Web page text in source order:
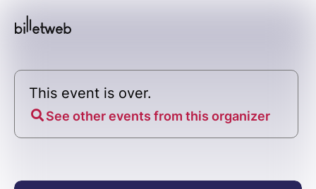
This event is over.
See other events from this organizer